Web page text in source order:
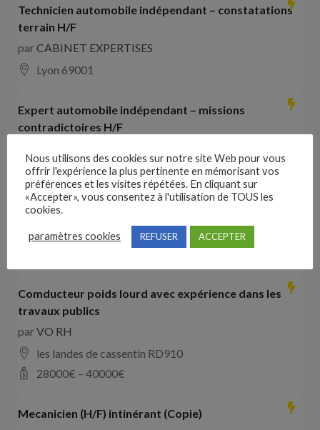
Technicien automobile indépendant – constatations
terrain H/F
parCABINET EXPERTISES
Lyon 69001
Expert automobile indépendant – missions
contradictoires H/F
Lyon 69001
Collaborateur comptable H/F
parHays France
Comducteur poids lourd avec expérience dans les
travaux publics
parVO RH
les landes de cassentin RD910
28000€ – 40000€
Mecanicien (H/F) intinérant (Copie)
Nous utilisons des cookies sur notre site Web pour vous
offrir l'expérience la plus pertinente en mémorisant vos
préférences et les visites répétées. En cliquant sur
«Accepter», vous consentez à l'utilisation de TOUS les
cookies.
paramètres cookies REFUSER ACCEPTER